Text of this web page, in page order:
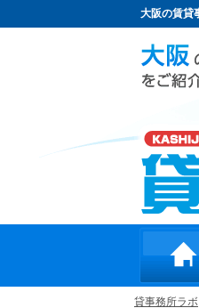
大阪の賃貸
貸事務所ラボ